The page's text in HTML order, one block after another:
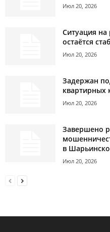
Июл 20, 2026
Ситуация
остаётся
Июл 20, 2026
Задержан
квартирных
Июл 20, 2026
Завершено
в
Июл 20, 2026